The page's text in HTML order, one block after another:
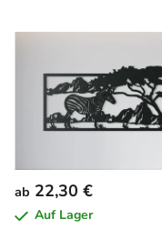
ab 22,30 €
Auf Lager